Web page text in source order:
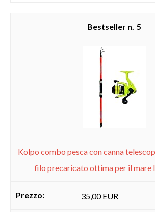
5
Kolpo combo pesca con canna
filo precaricato ottima per il mare
35,00 EUR